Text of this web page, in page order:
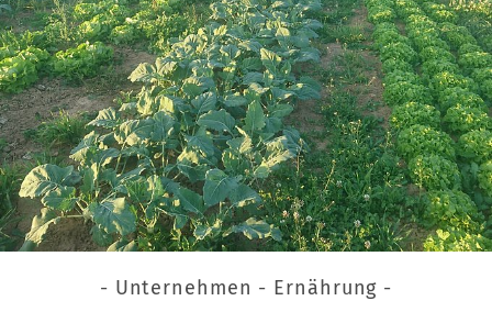
- Unternehmen - Ernährung -